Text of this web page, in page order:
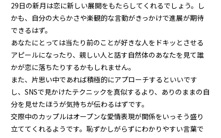
29日の新月は恋に新しい展開をもたらしてくれるでしょう。し
かも、自分の大らかさや楽観的な言動がきっかけで進展が期待
できるはず。
あなたにとっては当たり前のことが好きな人をドキッとさせる
アピールになったり、親しい人と話す自然体のあなたを見て誰
かが恋に落ちたりするかもしれません。
また、片思い中であれば積極的にアプローチするといいです
し、SNSで見かけたテクニックを真似するより、ありのままの自
分を見せたほうが気持ちが伝わるはずです。
交際中のカップルはオープンな愛情表現が関係をいっそう盛り
立ててくれるようです。恥ずかしがらずにわかりやすい言葉で